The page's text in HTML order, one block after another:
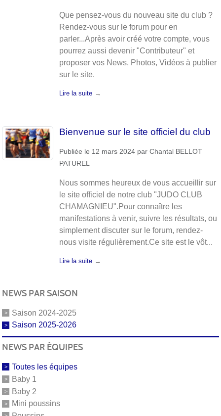
Que pensez-vous du nouveau site du club ?
Rendez-vous sur le forum pour en
parler...Après avoir créé votre compte, vous
pourrez aussi devenir "Contributeur" et
proposer vos News, Photos, Vidéos à publier
sur le site.
Lire la suite
Bienvenue sur le site officiel du club
Publiée le 12 mars 2024 par Chantal BELLOT
PATUREL
Nous sommes heureux de vous accueillir sur
le site officiel de notre club "JUDO CLUB
CHAMAGNIEU".Pour connaître les
manifestations à venir, suivre les résultats, ou
simplement discuter sur le forum, rendez-
nous visite régulièrement.Ce site est le vôt...
Lire la suite
NEWS PAR SAISON
Saison 2024-2025
Saison 2025-2026
NEWS PAR ÉQUIPES
Toutes les équipes
Baby 1
Baby 2
Mini poussins